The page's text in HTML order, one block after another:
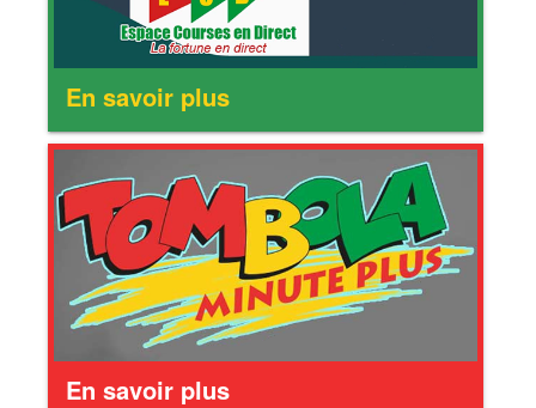
En savoir plus
En savoir plus